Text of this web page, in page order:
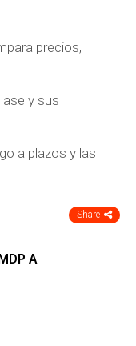
precios,
y sus
a plazos y las
Share
A